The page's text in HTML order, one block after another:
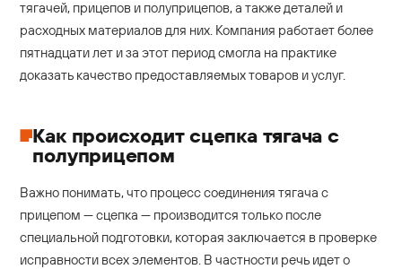
тягачей, прицепов и полуприцепов, а также деталей и
расходных материалов для них. Компания работает более
пятнадцати лет и за этот период смогла на практике
доказать качество предоставляемых товаров и услуг.
Как происходит сцепка тягача с
полуприцепом
Важно понимать, что процесс соединения тягача с
прицепом — сцепка — производится только после
специальной подготовки, которая заключается в проверке
исправности всех элементов. В частности речь идет о